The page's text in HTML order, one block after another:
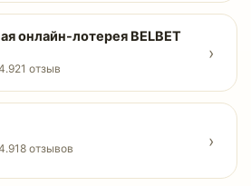
онлайн-лотерея BELBET
21 отзыв
›
18 отзывов ›